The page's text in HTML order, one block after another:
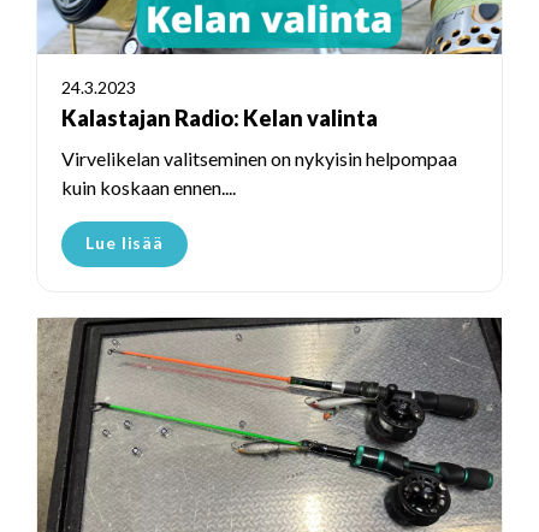
24.3.2023
Kalastajan Radio: Kelan valinta
Virvelikelan valitseminen on nykyisin helpompaa
kuin koskaan ennen....
Lue lisää